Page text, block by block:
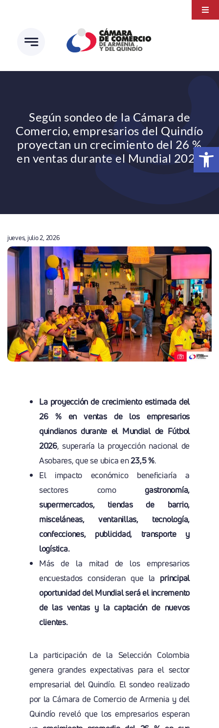
Abrir
contenido
Según sondeo de la Cámara de
Comercio, empresarios del Quindío
proyectan un crecimiento del 26 %
en ventas durante el Mundial 2026
jueves, julio 2, 2026
La proyección de crecimiento estimada del
26 % en ventas de los empresarios
quindianos durante el Mundial de Fútbol
2026, superaría la proyección nacional de
Asobares, que se ubica en23,5 %.
El impacto económico beneficiaría a
sectores comogastronomía,
supermercados, tiendas de barrio,
misceláneas, ventanillas, tecnología,
confecciones, publicidad, transporte y
logística.
Más de la mitad de los empresarios
encuestados consideran que la principal
oportunidad del Mundial será el incremento
de las ventas y la captación de nuevos
clientes.
La participación de la Selección Colombia
genera grandes expectativas para el sector
empresarial del Quindío. El sondeo realizado
por la Cámara de Comercio de Armenia y del
Quindío reveló que los empresarios esperan